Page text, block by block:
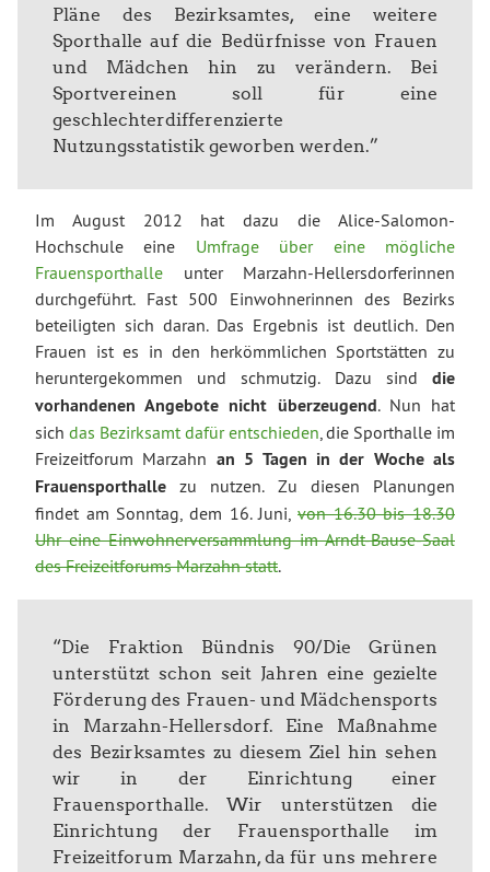
Pläne des Bezirksamtes, eine weitere
Sporthalle auf die Bedürfnisse von Frauen
und Mädchen hin zu verändern. Bei
Sportvereinen soll für eine
geschlechterdifferenzierte
Nutzungsstatistik geworben werden.”
Im August 2012 hat dazu die Alice-Salomon-
Hochschule eine Umfrage über eine mögliche
Frauensporthalle unter Marzahn-Hellersdorferinnen
durchgeführt. Fast 500 Einwohnerinnen des Bezirks
beteiligten sich daran. Das Ergebnis ist deutlich. Den
Frauen ist es in den herkömmlichen Sportstätten zu
heruntergekommen und schmutzig. Dazu sind die
vorhandenen Angebote nicht überzeugend. Nun hat
sich das Bezirksamt dafür entschieden, die Sporthalle im
Freizeitforum Marzahn an 5 Tagen in der Woche als
Frauensporthalle zu nutzen. Zu diesen Planungen
findet am Sonntag, dem 16. Juni, von 16.30 bis 18.30
Uhr eine Einwohnerversammlung im Arndt-Bause-Saal
des Freizeitforums Marzahn statt.
“Die Fraktion Bündnis 90/Die Grünen
unterstützt schon seit Jahren eine gezielte
Förderung des Frauen- und Mädchensports
in Marzahn-Hellersdorf. Eine Maßnahme
des Bezirksamtes zu diesem Ziel hin sehen
wir in der Einrichtung einer
Frauensporthalle.Wir unterstützen die
Einrichtung der Frauensporthalle im
Freizeitforum Marzahn, da für uns mehrere